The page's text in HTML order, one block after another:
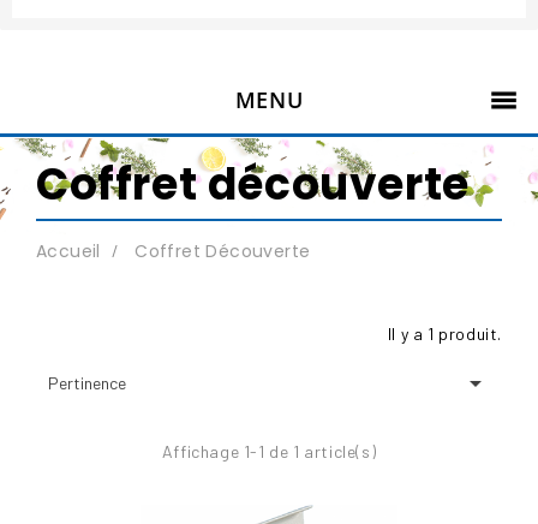
MENU
Coffret découverte
Accueil Coffret Découverte
Il y a 1 produit.
Pertinence 
Affichage 1-1 de 1 article(s)